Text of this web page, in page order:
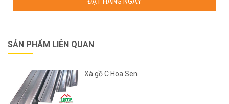
SẢN PHẨM LIÊN QUAN
Xà gồ C Hoa Sen